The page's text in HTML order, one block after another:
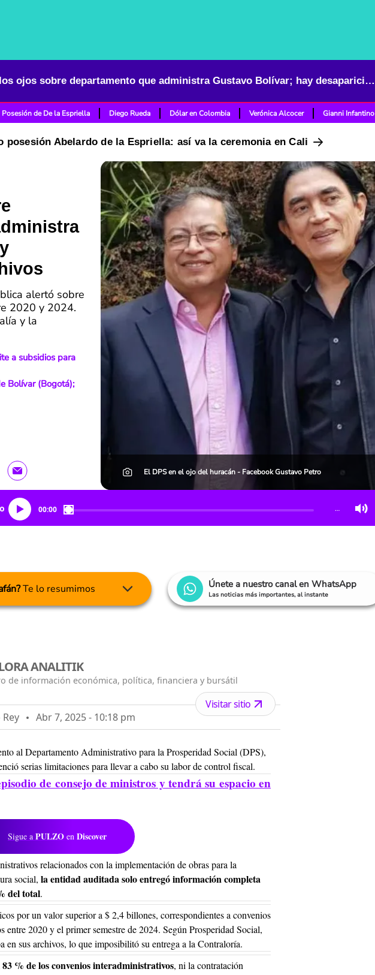
Ponen los ojos sobre departamento que administra Gustavo Bolívar; hay desaparición de archivos
Posesión de De la Espriella Diego Rueda Dólar en Colombia Verónica Alcocer Gianni Infantino
posesión Abelardo de la Espriella: así va la ceremonia en Cali
alertó sobre
2020 y 2024.
y la
a subsidios para
Bolívar (Bogotá);
El DPS en el ojo del huracán - Facebook Gustavo Petro
00:00 …
Te lo resumimos Únete a nuestro canal en WhatsApp
Las noticias más importantes, al instante
ANALITIK
de información económica, política, financiera y bursátil
Abr 7, 2025 - 10:18 pm
Visitar sitio
al Departamento Administrativo para la Prosperidad Social (DPS),
serias limitaciones para llevar a cabo su labor de control fiscal.
de consejo de ministros y tendrá su espacio en
Sigue a PULZO en Discover
relacionados con la implementación de obras para la
social, la entidad auditada solo entregó información completa
del total.
por un valor superior a $ 2,4 billones, correspondientes a convenios
entre 2020 y el primer semestre de 2024. Según Prosperidad Social,
en sus archivos, lo que imposibilitó su entrega a la Contraloría.
% de los conveniosinteradministrativos, ni la contratación